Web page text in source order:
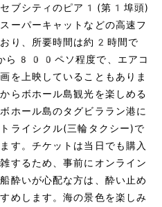
セブシティのピア1(第1埠頭)
ーパーキャットなどの高速フ
り、所要時間は約2時間で
ら800ペソ程度で、エアコ
を上映していることもありま
らボホール島観光を楽しめる
ホール島のタグビララン港に
ライシクル(三輪タクシー)で
す。チケットは当日でも購入
するため、事前にオンライン
酔いが心配な方は、酔い止め
めします。海の景色を楽しみ